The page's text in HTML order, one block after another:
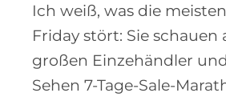
Ich weiß, was die
Friday stört: Sie schauen
großen Einzehändler
Sehen 7-Tage-Sale-